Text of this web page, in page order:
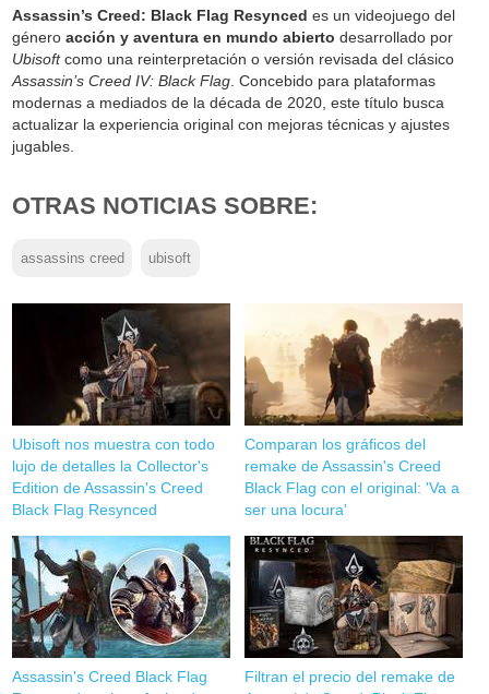
Assassin’s Creed: Black Flag Resynced es un videojuego del
géneroacción y aventura en mundo abierto desarrollado por
Ubisoftcomo una reinterpretación o versión revisada del clásico
Assassin’s Creed IV: Black Flag . Concebido para plataformas
modernas a mediados de la década de 2020, este título busca
actualizar la experiencia original con mejoras técnicas y ajustes
jugables.
OTRAS NOTICIAS SOBRE:
assassins creed ubisoft
Ubisoft nos muestra con todo
lujo de detalles la Collector's
Edition de Assassin's Creed
Black Flag Resynced
Comparan los gráficos del
remake de Assassin's Creed
Black Flag con el original: 'Va a
ser una locura'
Assassin's Creed Black Flag
Filtran el precio del remake de